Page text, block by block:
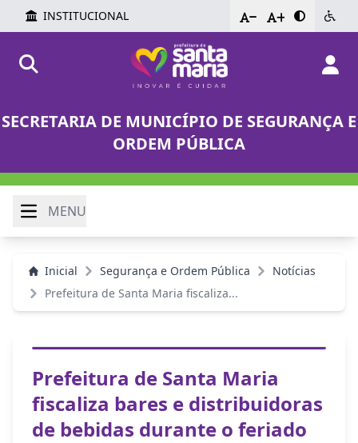
INSTITUCIONAL - +
SECRETARIA DE MUNICÍPIO DE SEGURANÇA E
ORDEM PÚBLICA
MENU
Inicial Segurança e Ordem Pública
Notícias
Prefeitura de Santa Maria fiscaliza...
Prefeitura de Santa Maria
fiscaliza bares e distribuidoras
de bebidas durante o feriado